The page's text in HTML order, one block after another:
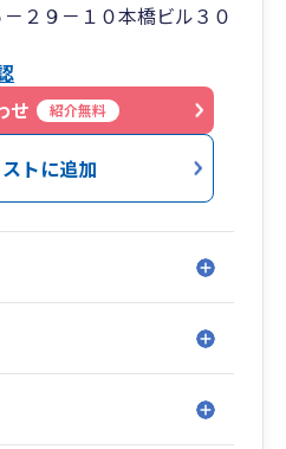
２９－１０本橋ビル３０
せ
紹介無料
トに追加